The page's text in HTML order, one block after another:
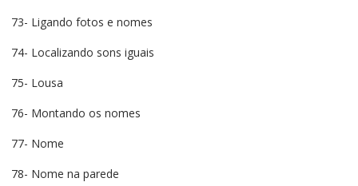
73- Ligando fotos e nomes
74- Localizando sons iguais
75- Lousa
76- Montando os nomes
77- Nome
78- Nome na parede